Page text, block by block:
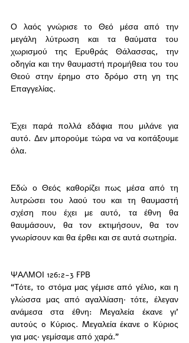
Ο λαός γνώρισε το Θεό μέσα από την
μεγάλη λύτρωση και τα θαύματα του
χωρισμού της Ερυθράς Θάλασσας, την
οδηγία και την θαυμαστή προμήθεια του του
Θεού στην έρημο στο δρόμο στη γη της
Επαγγελίας.
Έχει παρά πολλά εδάφια που μιλάνε για
αυτό. Δεν μπορούμε τώρα να να κοιτάξουμε
όλα.
Εδώ ο Θεός καθορίζει πως μέσα από τη
λυτρώσει του λαού του και τη θαυμαστή
σχέση που έχει με αυτό, τα έθνη θα
θαυμάσουν, θα τον εκτιμήσουν, θα τον
ΨΑΛΜΟΙ 126:2-3 FPB
“Tότε, τo στόμα μας γέμισε από γέλιo, και η
γλώσσα μας από αγαλλίαση· τότε, έλεγαν
ανάμεσα στα έθνη: Mεγαλεία έκανε γι’
αυτoύς o Kύριoς. Mεγαλεία έκανε o Kύριoς
για μας· γεμίσαμε από χαρά.”